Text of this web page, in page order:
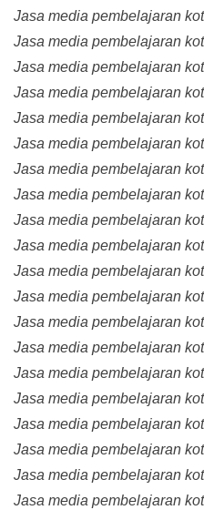
Jasa media pembelajaran
Jasa media pembelajaran
Jasa media pembelajaran
Jasa media pembelajaran
Jasa media pembelajaran
Jasa media pembelajaran
Jasa media pembelajaran
Jasa media pembelajaran
Jasa media pembelajaran
Jasa media pembelajaran
Jasa media pembelajaran
Jasa media pembelajaran
Jasa media pembelajaran
Jasa media pembelajaran
Jasa media pembelajaran
Jasa media pembelajaran
Jasa media pembelajaran
Jasa media pembelajaran
Jasa media pembelajaran
Jasa media pembelajaran